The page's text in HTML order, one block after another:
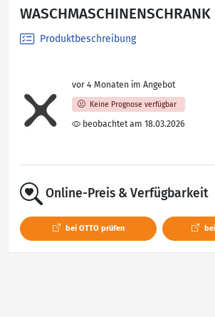
Produktbeschreibung
vor 4 Monaten im Angebot
Keine Prognose verfügbar
beobachtet am 18.03.2026
Online-Preis & Verfügbarkeit
bei OTTO prüfen